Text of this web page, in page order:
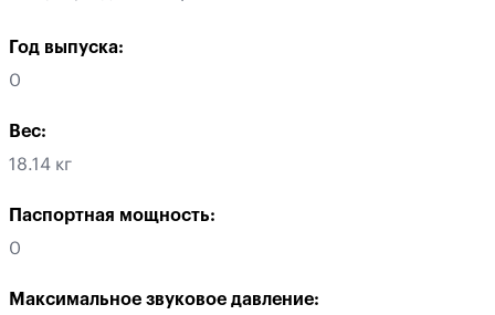
Год выпуска:
0
Вес:
18.14 кг
Паспортная мощность:
0
Максимальное звуковое давление: